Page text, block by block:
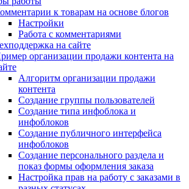
к товарам на основе блогов
Настройки
Работа с комментариями
на сайте
организации продажи контента на
Алгоритм организации продажи
контента
Создание группы пользователей
Создание типа инфоблока и
инфоблоков
Создание публичного интерфейса
инфоблоков
Создание персонального раздела и
показ формы оформления заказа
Настройка прав на работу с заказами в